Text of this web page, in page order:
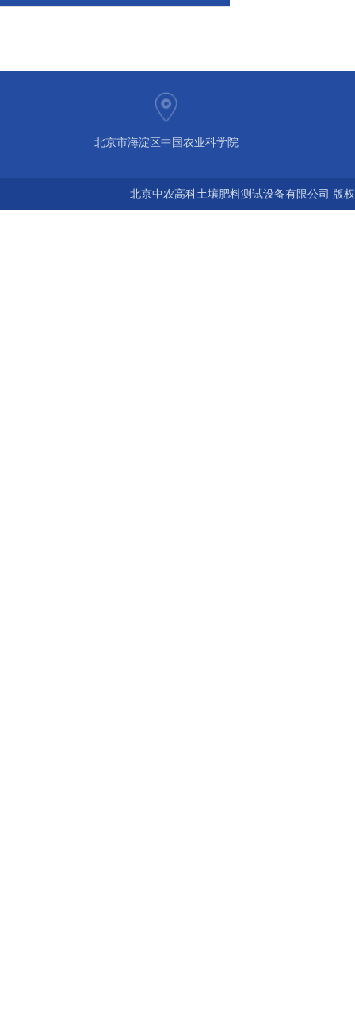
北京市海淀区中国农业科学院
北京中农高科土壤肥料测试设备有限公司 版